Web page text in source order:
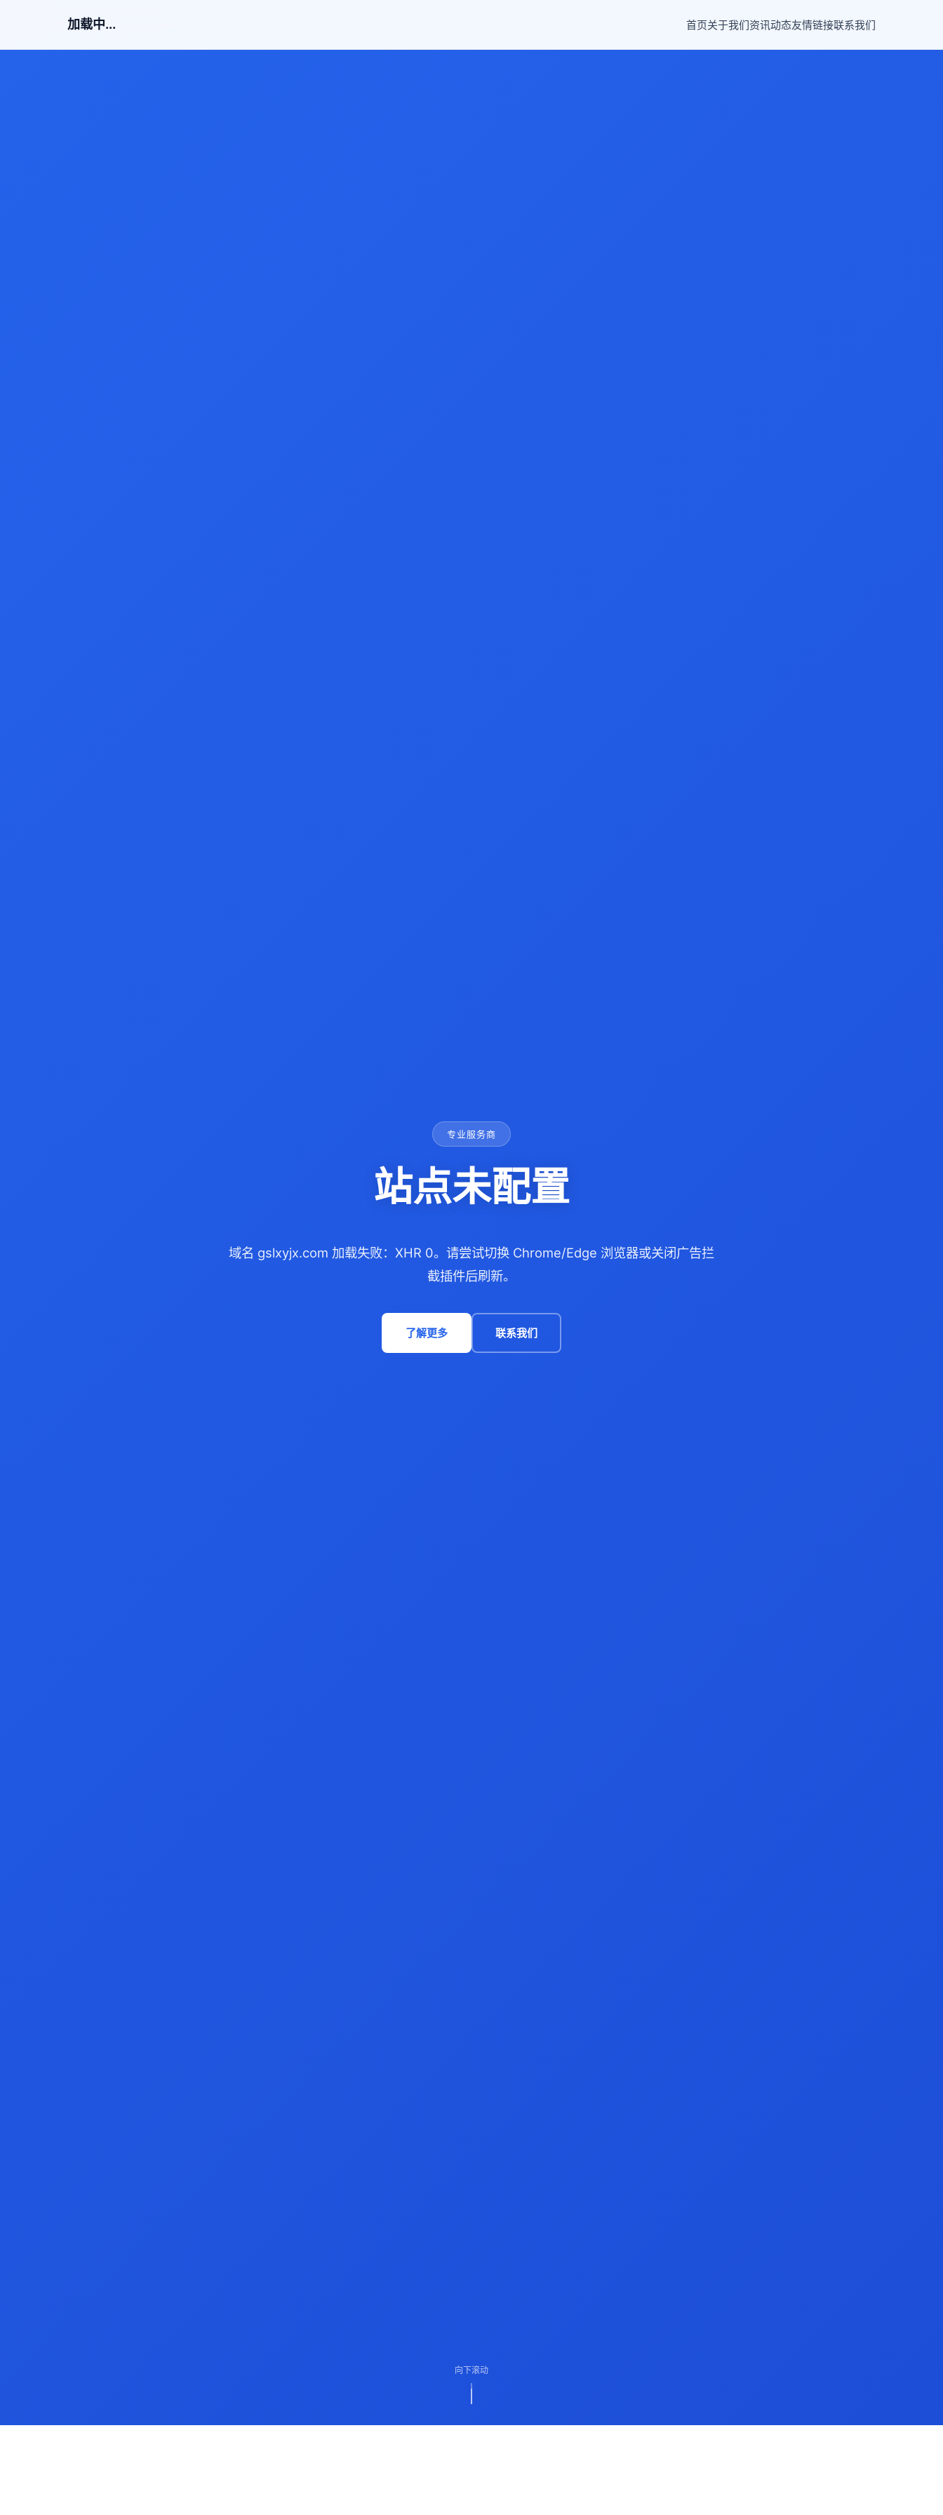
加载中... 首页关于我们资讯动态友情链接联系我们
专业服务商
站点未配置
域名 gslxyjx.com 加载失败：XHR 0。请尝试切换 Chrome/Edge 浏览器或关闭广告拦
截插件后刷新。
了解更多 联系我们
向下滚动